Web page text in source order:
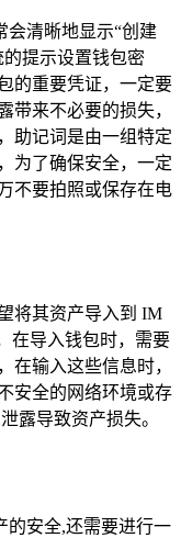
会清晰地显示“创建
提示设置钱包密
的重要凭证，一定要
带来不必要的损失，
助记词是由一组特定
为了确保安全，一定
不要拍照或保存在电
将其资产导入到 IM
在导入钱包时，需要
在输入这些信息时，
安全的网络环境或存
露导致资产损失。
的安全,还需要进行一